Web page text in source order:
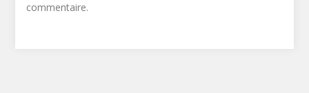
commentaire.